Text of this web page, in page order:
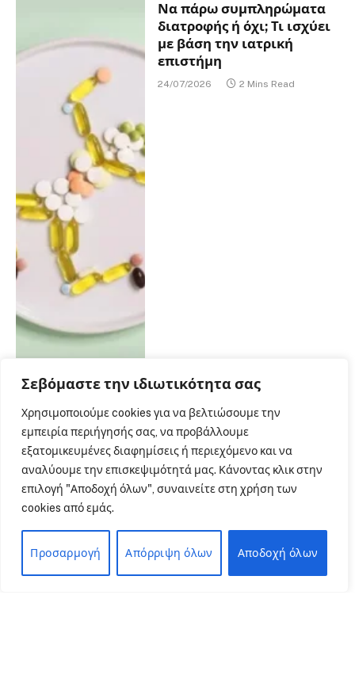
Σεβόμαστε την ιδιωτικότητα σας
Χρησιμοποιούμε cookies για να βελτιώσουμε την
εμπειρία περιήγησής σας, να προβάλλουμε
εξατομικευμένες διαφημίσεις ή περιεχόμενο και να
αναλύουμε την επισκεψιμότητά μας. Κάνοντας κλικ στην
επιλογή "Αποδοχή όλων", συναινείτε στη χρήση των
cookies από εμάς.
Προσαρμογή Απόρριψη όλων Αποδοχή όλων
Να πάρω συμπληρώματα
διατροφής ή όχι; Τι ισχύει
με βάση την ιατρική
επιστήμη
24/07/2026 2 Mins Read
Tεστ Pap: Σε ποια ηλικία
πρέπει να γίνει για πρώτη
φορά
24/07/2026